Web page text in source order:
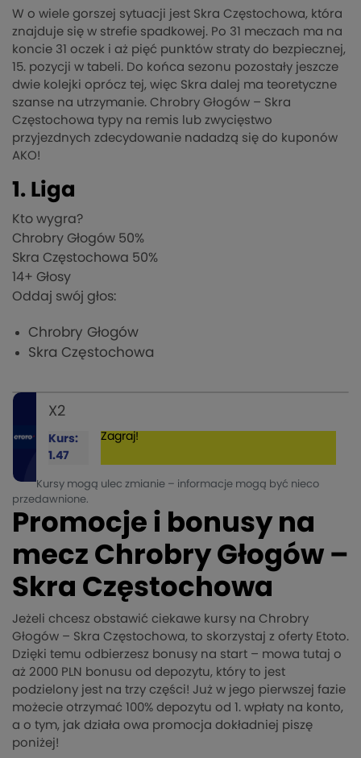
W o wiele gorszej sytuacji jest Skra Częstochowa, która
znajduje się w strefie spadkowej. Po 31 meczach ma na
koncie 31 oczek i aż pięć punktów straty do bezpiecznej,
15. pozycji w tabeli. Do końca sezonu pozostały jeszcze
dwie kolejki oprócz tej, więc Skra dalej ma teoretyczne
szanse na utrzymanie. Chrobry Głogów – Skra
Częstochowa typy na remis lub zwycięstwo
przyjezdnych zdecydowanie nadadzą się do kuponów
AKO!
1. Liga
Kto wygra?
Chrobry Głogów 50%
Skra Częstochowa 50%
14+ Głosy
Oddaj swój głos:
Chrobry Głogów
Skra Częstochowa
X2
Kurs:
1.47
Zagraj!
Kursy mogą ulec zmianie – informacje mogą być nieco
przedawnione.
Promocje i bonusy na
mecz Chrobry Głogów –
Skra Częstochowa
Jeżeli chcesz obstawić ciekawe kursy na Chrobry
Głogów – Skra Częstochowa, to skorzystaj z oferty Etoto.
Dzięki temu odbierzesz bonusy na start – mowa tutaj o
aż 2000 PLN bonusu od depozytu, który to jest
podzielony jest na trzy części! Już w jego pierwszej fazie
możecie otrzymać 100% depozytu od 1. wpłaty na konto,
a o tym, jak działa owa promocja dokładniej piszę
poniżej!